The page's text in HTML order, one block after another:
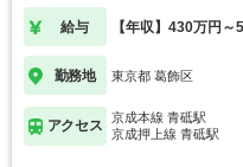
給与 【年収】430万円～
勤務地 東京都 葛飾区
アクセス
京成本線 青砥駅
京成押上線 青砥駅